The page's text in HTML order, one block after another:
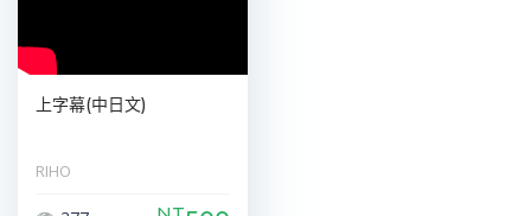
上字幕(中日文)
RIHO